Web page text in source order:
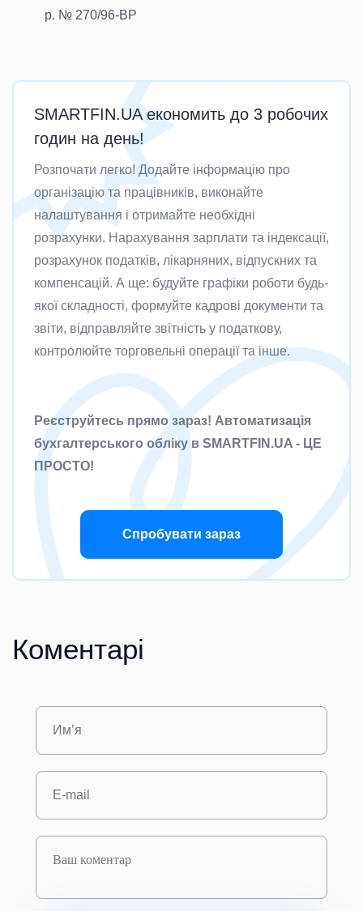
р. № 270/96-ВР
SMARTFIN.UA економить до 3 робочих
годин на день!
Розпочати легко! Додайте інформацію про
організацію та працівників, виконайте
налаштування і отримайте необхідні
розрахунки. Нарахування зарплати та індексації,
розрахунок податків, лікарняних, відпускних та
компенсацій. А ще: будуйте графіки роботи будь-
якої складності, формуйте кадрові документи та
звіти, відправляйте звітність у податкову,
контролюйте торговельні операції та інше.
Реєструйтесь прямо зараз! Автоматизація
бухгалтерського обліку в SMARTFIN.UA - ЦЕ
ПРОСТО!
Спробувати зараз
Коментарі